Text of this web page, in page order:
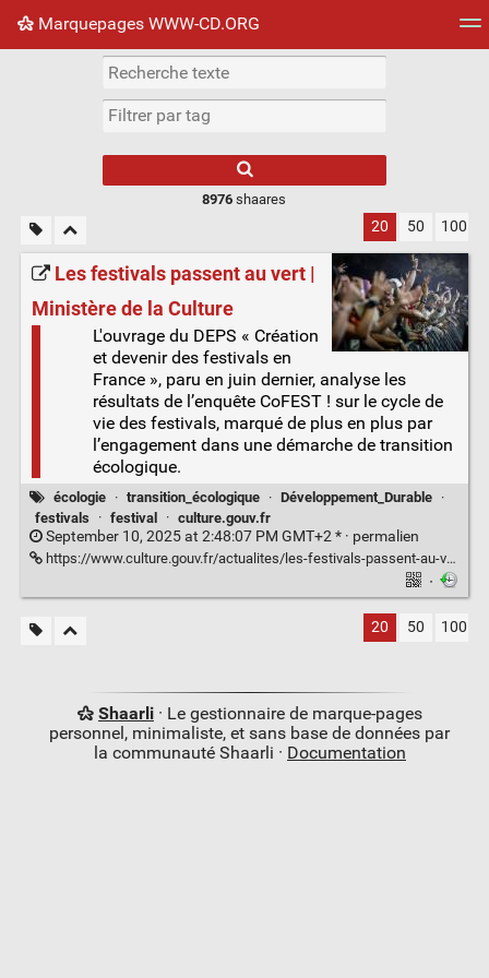
Marquepages WWW-CD.ORG
Nuage de tags Mur d'images
8976 shaares
20 50 100
Les festivals passent au vert |
Ministère de la Culture
L'ouvrage du DEPS « Création
et devenir des festivals en
France », paru en juin dernier, analyse les
résultats de l’enquête CoFEST ! sur le cycle de
vie des festivals, marqué de plus en plus par
l’engagement dans une démarche de transition
écologique.
écologie · transition_écologique · Développement_Durable ·
festivals
· festival · culture.gouv.fr
September 10, 2025 at 2:48:07 PM GMT+2 * · permalien
https://www.culture.gouv.fr/actualites/les-festivals-passent-au-vert
·
20 50 100
Shaarli· Le gestionnaire de marque-pages
personnel, minimaliste, et sans base de données par
la communauté Shaarli · Documentation